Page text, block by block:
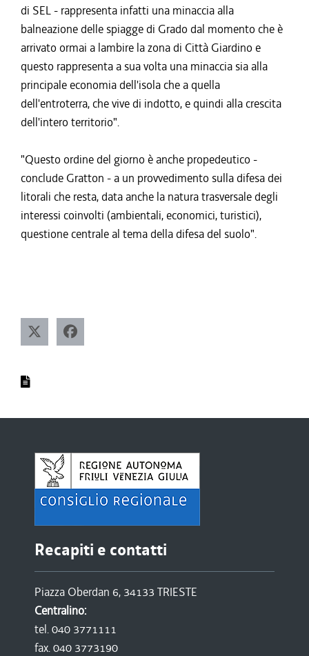
di SEL - rappresenta infatti una minaccia alla
balneazione delle spiagge di Grado dal momento che è
arrivato ormai a lambire la zona di Città Giardino e
questo rappresenta a sua volta una minaccia sia alla
principale economia dell'isola che a quella
dell'entroterra, che vive di indotto, e quindi alla crescita
dell'intero territorio".
"Questo ordine del giorno è anche propedeutico -
conclude Gratton - a un provvedimento sulla difesa dei
litorali che resta, data anche la natura trasversale degli
interessi coinvolti (ambientali, economici, turistici),
questione centrale al tema della difesa del suolo".
Recapiti e contatti
Piazza Oberdan 6, 34133 TRIESTE
Centralino:
tel. 040 3771111
fax. 040 3773190